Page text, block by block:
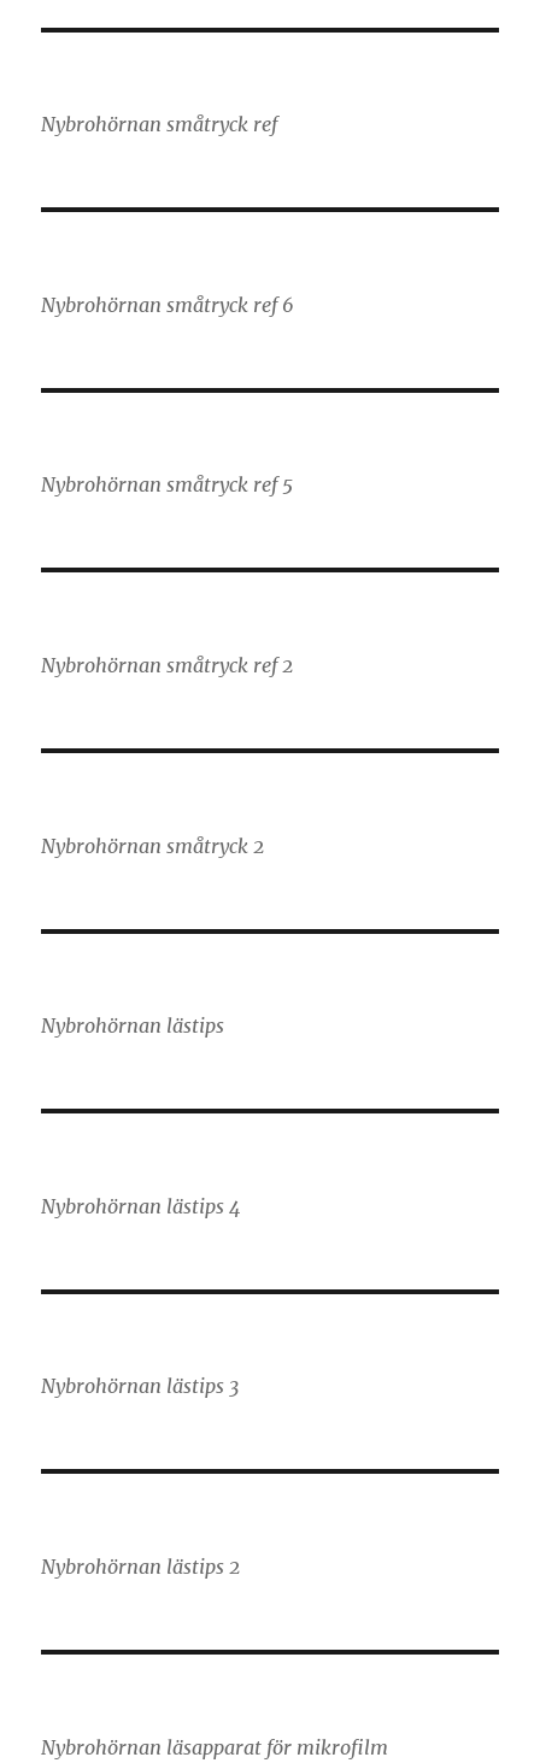
Nybrohörnan småtryck ref
Nybrohörnan småtryck ref 6
Nybrohörnan småtryck ref 5
Nybrohörnan småtryck ref 2
Nybrohörnan småtryck 2
Nybrohörnan lästips
Nybrohörnan lästips 4
Nybrohörnan lästips 3
Nybrohörnan lästips 2
Nybrohörnan läsapparat för mikrofilm